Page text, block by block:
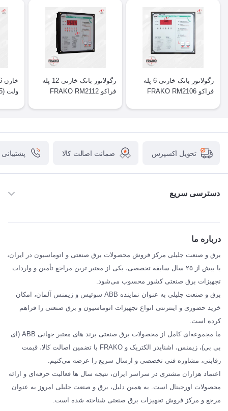
رگولاتور بانک خازنی 6 پله
فراکو FRAKO RM2106
رگولاتور بانک خازنی 12 پله
فراکو FRAKO RM2112
تحویل اکسپرس ضمانت اصالت کالا
دسترسی سریع
SCHNEIDER
فراکو FRAKO
مقالات تخصصی برق صنعتی
درباره ما
برق و صنعت جلیلی مرکز فروش محصولات برق صنعتی و اتوماسیون در ایران،
با بیش از ۲۵ سال سابقه تخصصی، یکی از معتبر ترین مراجع تأمین و واردات
تجهیزات برق صنعتی کشور محسوب می‌شود.
برق و صنعت جلیلی به عنوان نماینده ABB سوئیس و زیمنس آلمان، امکان
خرید حضوری و اینترنتی انواع تجهیزات اتوماسیون و برق صنعتی را فراهم
کرده است.
ما مجموعه‌ای کامل از محصولات برق صنعتی برند های معتبر جهانی ABB (ای
بی بی)، زیمنس، اشنایدر الکتریک و FRAKO با تضمین اصالت کالا، قیمت
رقابتی، مشاوره فنی تخصصی و ارسال سریع را عرضه می‌کنیم.
اعتماد هزاران مشتری در سراسر ایران، نتیجه سال ها فعالیت حرفه‌ای و ارائه
محصولات اورجینال است. به همین دلیل، برق و صنعت جلیلی امروز به عنوان
مرجع و مرکز فروش تجهیزات برق صنعتی شناخته شده است.